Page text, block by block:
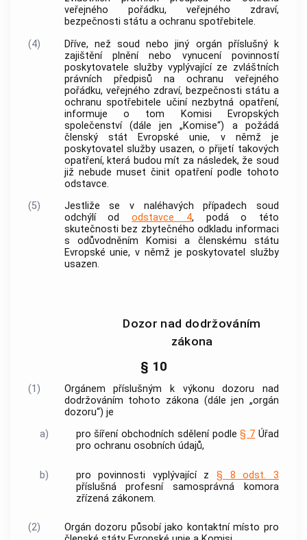
veřejného pořádku, veřejného zdraví,
bezpečnosti státu a ochranu spotřebitele.
(4)
Dříve, než soud nebo jiný orgán příslušný k
zajištění plnění nebo vynucení povinností
poskytovatele služby vyplývající ze zvláštních
právních předpisů na ochranu veřejného
pořádku, veřejného zdraví, bezpečnosti státu a
ochranuspotřebitele učiní nezbytná opatření,
informuje o tom Komisi Evropských
společenství (dále jen „Komise“) a požádá
členský stát Evropské unie, v němž je
poskytovatel služby usazen, o přijetí takových
opatření, která budou mít za následek, že soud
již nebude muset činit opatření podle tohoto
odstavce.
(5)
Jestliže se v naléhavých případech soud
odchýlí od odstavce 4, podá o této
skutečnosti bez zbytečného odkladu informaci
s odůvodněním Komisi a členskému státu
Evropské unie, v němž jeposkytovatel služby
usazen.
Dozor nad dodržováním
zákona
§ 10
(1)
Orgánem příslušným k výkonu dozoru nad
dodržováním tohoto zákona (dále jen „orgán
dozoru“) je
a)
pro šířeníobchodních sdělenípodle§ 7 Úřad
pro ochranu osobních údajů,
b) pro povinnosti vyplývající z§ 8 odst. 3
příslušná profesní samosprávná komora
zřízená zákonem.
(2)
Orgán dozoru působí jako kontaktní místo pro